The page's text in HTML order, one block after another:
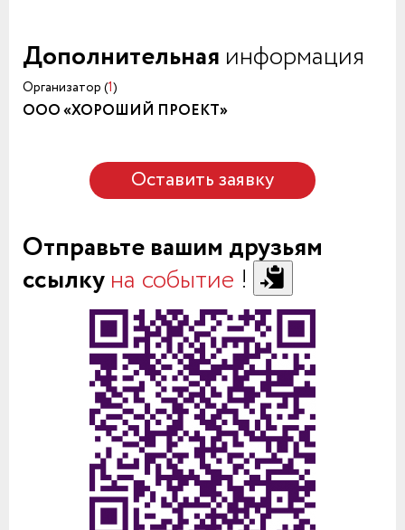
Дополнительная информация
Организатор (1)
ООО «ХОРОШИЙ ПРОЕКТ»
Оставить заявку
Отправьте вашим друзьям
ссылкуна событие !